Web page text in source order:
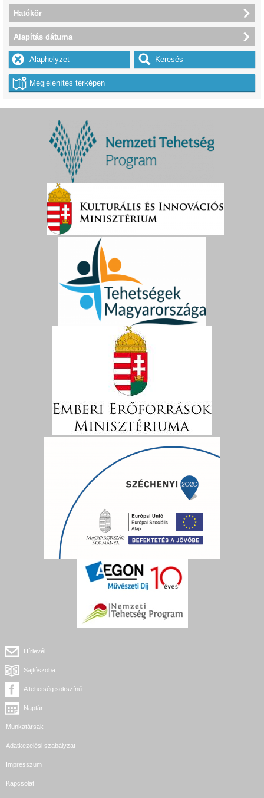
Hatókör
Alapítás dátuma
Hírlevél
Sajtószoba
A tehetség sokszínű
Naptár
Munkatársak
Adatkezelési szabályzat
Impresszum
Kapcsolat